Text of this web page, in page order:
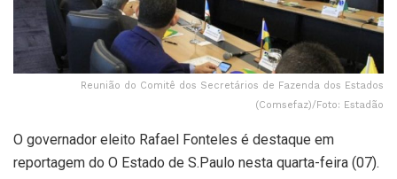
Reunião do Comitê dos Secretários de Fazenda dos Estados
(Comsefaz)/Foto: Estadão
O governador eleito Rafael Fonteles é destaque em
reportagem do O Estado de S.Paulo nesta quarta-feira (07).